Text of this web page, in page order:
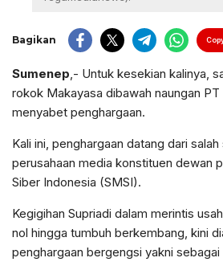
Bagikan
Sumenep ,- Untuk kesekian kalinya,
rokok Makayasa dibawah naungan
menyabet penghargaan.
Kali ini, penghargaan datang dari
perusahaan media konstituen dewan
Siber Indonesia (SMSI).
Kegigihan Supriadi dalam merintis
nol hingga tumbuh berkembang, kini
penghargaan bergengsi yakni